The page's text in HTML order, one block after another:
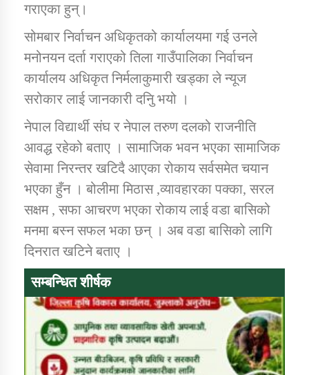
कार्यक्रम कार्यान्वयन एकाई जुम्लाको सुचना
कर्णाली प्राविधि शिक्षालय जुम्लाको सुचना
गराएका हुन्।
सोमबार निर्वाचन अधिकृतको कार्यालयमा गई उनले
मनोनयन दर्ता गराएको तिला गाउँपालिका निर्वाचन
कार्यालय अधिकृत निर्मलाकुमारी खड्का ले न्यूज
सरोकार लाई जानकारी दनिु भयो ।
नेपाल विद्यार्थी संघ र नेपाल तरुण दलको राजनीति
आवद्ध रहेको बताए । सामाजिक भवन भएका सामाजिक
सेवामा निरन्तर खटिदै आएका रोकाय सर्वसमेत चयान
भएका हुँन । बोलीमा मिठास ,व्यावहारका पक्का, सरल
सक्षम , सफा आचरण भएका रोकाय लाई वडा बासिको
मनमा बस्न सफल भका छन् । अब वडा बासिको लागि
दिनरात खटिने बताए ।
सम्बन्धित शीर्षक